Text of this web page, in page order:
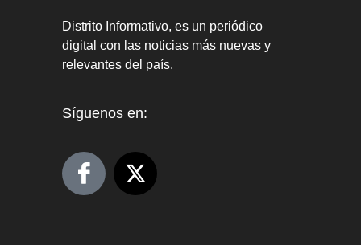
Distrito Informativo, es un periódico
digital con las noticias más nuevas y
relevantes del país.
Síguenos en: